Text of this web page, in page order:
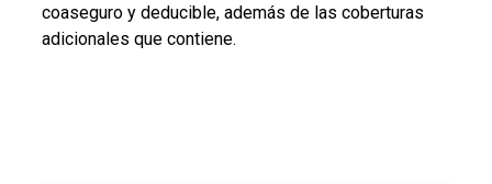
coaseguro y deducible, además de las coberturas
adicionales que contiene.